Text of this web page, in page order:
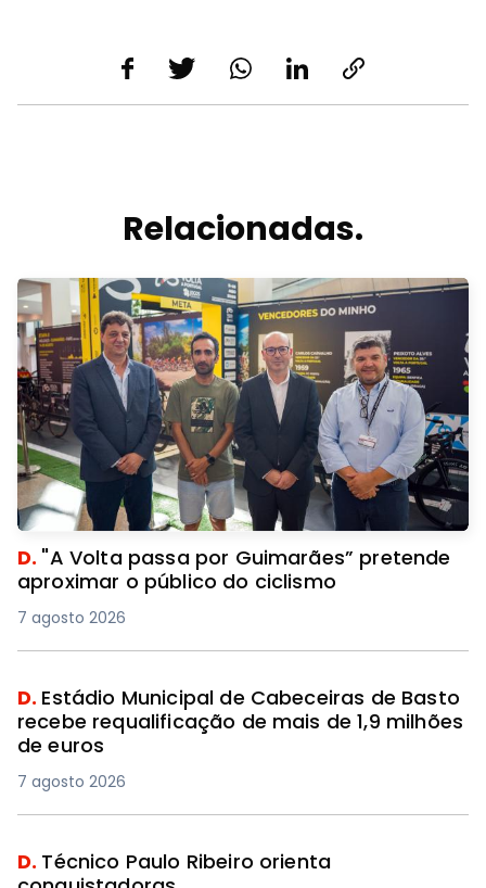
Relacionadas.
D. "A Volta passa por Guimarães” pretende
aproximar o público do ciclismo
7 agosto 2026
D. Estádio Municipal de Cabeceiras de Basto
recebe requalificação de mais de 1,9 milhões
de euros
7 agosto 2026
D. Técnico Paulo Ribeiro orienta